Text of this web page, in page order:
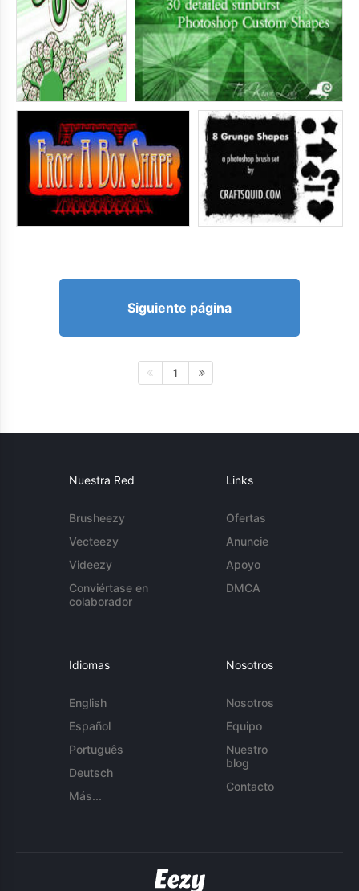
Siguiente página
1
Nuestra Red
Brusheezy
Vecteezy
Videezy
Conviértase en
colaborador
Links
Ofertas
Anuncie
Apoyo
DMCA
Idiomas
English
Español
Português
Deutsch
Más...
Nosotros
Nosotros
Equipo
Nuestro
blog
Contacto